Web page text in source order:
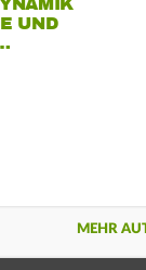
UND
MEHR